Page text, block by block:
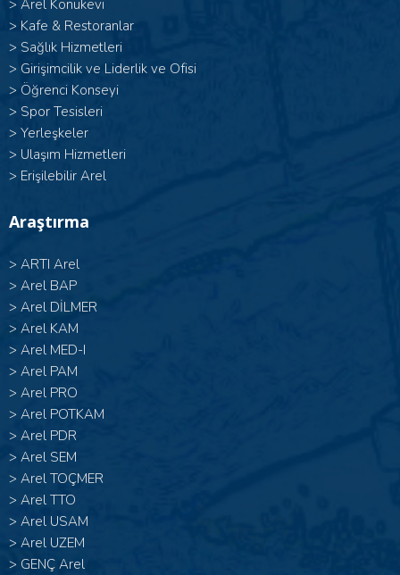
> Arel Konukevi
> Kafe & Restoranlar
> Sağlık Hizmetleri
> Girişimcilik ve Liderlik ve Ofisi
> Öğrenci Konseyi
> Spor Tesisleri
> Yerleşkeler
> Ulaşım Hizmetleri
> Erişilebilir Arel
Araştırma
> ARTI Arel
> Arel BAP
> Arel DİLMER
> Arel KAM
> Arel MED-I
> Arel PAM
> Arel PRO
> Arel POTKAM
> Arel PDR
> Arel SEM
> Arel TOÇMER
> Arel TTO
> Arel USAM
> Arel UZEM
> GENÇ Arel